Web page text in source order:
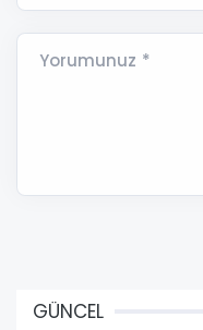
Yorumunuz *
GÜNCEL